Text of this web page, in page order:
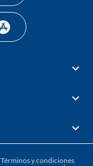
Términos y condiciones